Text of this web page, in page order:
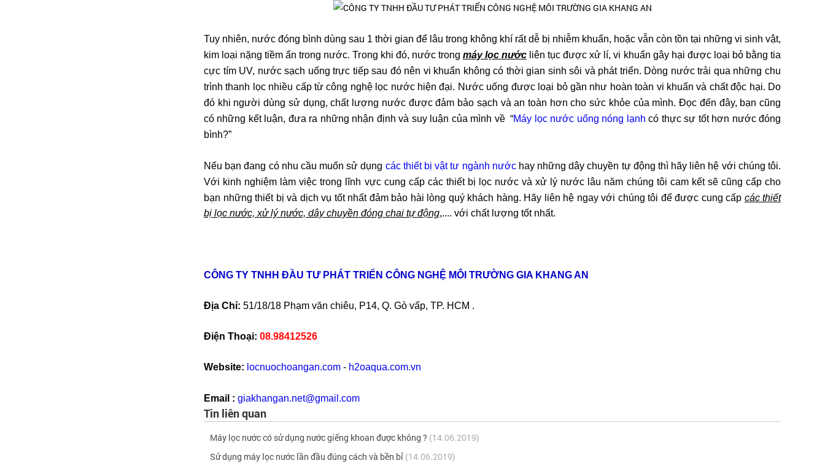
Tuy nhiên, nước đóng bình dùng sau 1 thời gian để lâu trong không khí rất dễ bị nhiễm khuẩn, hoặc vẫn còn tồn tại những vi sinh vật,
kim loại nặng tiềm ẩn trong nước. Trong khi đó, nước trong máy lọc nước liên tục được xử lí, vi khuẩn gây hại được loại bỏ bằng tia
cực tím UV, nước sạch uống trực tiếp sau đó nên vi khuẩn không có thời gian sinh sôi và phát triển. Dòng nước trải qua những chu
trình thanh lọc nhiều cấp từ công nghệ lọc nước hiện đại. Nước uống được loại bỏ gần như hoàn toàn vi khuẩn và chất độc hại. Do
đó khi người dùng sử dụng, chất lượng nước được đảm bảo sạch và an toàn hơn cho sức khỏe của mình. Đọc đến đây, bạn cũng
có những kết luận, đưa ra những nhận định và suy luận của mình về “Máy lọc nước uống nóng lạnh có thực sự tốt hơn nước đóng
bình?”
Nếu bạn đang có nhu cầu muốn sử dụng các thiết bị vật tư ngành nướchay những dây chuyền tự động thì hãy liên hệ với chúng tôi.
Với kinh nghiệm làm việc trong lĩnh vực cung cấp các thiết bị lọc nước và xử lý nước lâu năm chúng tôi cam kết sẽ cũng cấp cho
bạn những thiết bị và dịch vụ tốt nhất đảm bảo hài lòng quý khách hàng. Hãy liên hệ ngay với chúng tôi để được cung cấp các thiết
bị lọc nước, xử lý nước, dây chuyền đóng chai tự động,.... với chất lượng tốt nhất.
CÔNG TY TNHH ĐẦU TƯ PHÁT TRIỂN CÔNG NGHỆ MÔI TRƯỜNG GIA KHANG AN
Địa Chỉ: 51/18/18 Phạm văn chiêu, P14, Q. Gò vấp, TP. HCM .
Điện Thoại: 08.98412526
Website: locnuochoangan.com - h2oaqua.com.vn
Email : giakhangan.net@gmail.com
Tin liên quan
Máy lọc nước có sử dụng nước giếng khoan được không ? (14.06.2019)
Sử dụng máy lọc nước lần đầu đúng cách và bền bỉ (14.06.2019)